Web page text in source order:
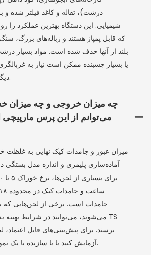
درشت)، تفاله و کاغذ فیلتر شده و
شیمیایی. این دستگاه بهترین عملکرد را
که قابل پمپاژ هستند و زباله‌های بزرگ،
بلند از آنها حذف شده است. مواد بسیار
یا بسیار چسبنده ممکن است نیاز به غربالگری
دیگری داشته باشند.
چه میزان خروجی و چه میزان
می‌توانم از این پرس مارپیچی
میزان عبور و جامدات کیک نهایی به غلظت
آماده‌سازی پلیمری و اندازه مدل بستگی
جامدات است. برخی از لجن‌هایی که
برسند. برای پیش‌بینی‌های قابل
آزمایش کنید یا با سازنده با یک نمونه مشورت کنید.